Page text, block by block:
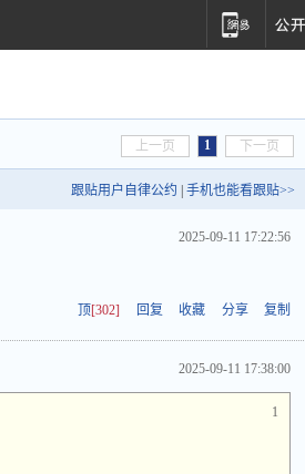
上一页 1 下一页
跟贴用户自律公约 手机也能看跟贴>>
2025-09-11 17:22:56
顶[302] 回复 收藏 分享 复制
2025-09-11 17:38:00
1